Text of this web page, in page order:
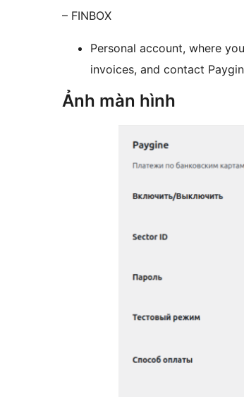
– FINBOX
Personal account, where
invoices, and contact
Ảnh màn hình